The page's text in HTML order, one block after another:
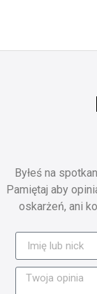
Byłeś na
Pamiętaj aby
oskarżeń, ani